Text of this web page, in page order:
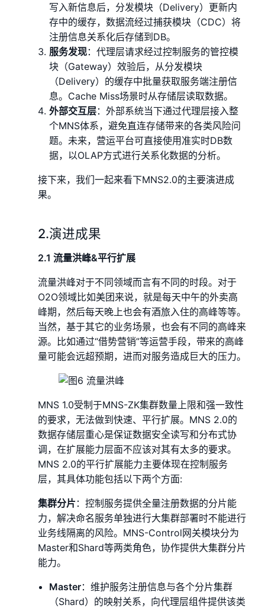
写入新信息后，分发模块（Delivery）更新内
存中的缓存，数据流经过捕获模块（CDC）将
注册信息关系化后存储到DB。
服务发现：代理层请求经过控制服务的管控模
块（Gateway）效验后，从分发模块
（Delivery）的缓存中批量获取服务端注册信
息。Cache Miss场景时从存储层读取数据。
外部交互层：外部系统当下通过代理层接入整
个MNS体系，避免直连存储带来的各类风险问
题。未来，营运平台可直接使用准实时DB数
据，以OLAP方式进行关系化数据的分析。
接下来，我们一起来看下MNS2.0的主要演进成
果。
2.演进成果
2.1 流量洪峰&平行扩展
流量洪峰对于不同领域而言有不同的时段。对于
O2O领域比如美团来说，就是每天中午的外卖高
峰期，然后每天晚上也会有酒旅入住的高峰等等。
当然，基于其它的业务场景，也会有不同的高峰来
源。比如通过“借势营销”等运营手段，带来的高峰
量可能会远超预期，进而对服务造成巨大的压力。
MNS 1.0受制于MNS-ZK集群数量上限和强一致性
的要求，无法做到快速、平行扩展。MNS 2.0的
数据存储层重心是保证数据安全读写和分布式协
调，在扩展能力层面不应该对其有太多的要求。
MNS 2.0的平行扩展能力主要体现在控制服务
层，其具体功能包括以下两个方面:
集群分片：控制服务提供全量注册数据的分片能
力，解决命名服务单独进行大集群部署时不能进行
业务线隔离的风险。MNS-Control网关模块分为
Master和Shard等两类角色，协作提供大集群分片
能力。
Master：维护服务注册信息与各个分片集群
（Shard）的映射关系，向代理层组件提供该类